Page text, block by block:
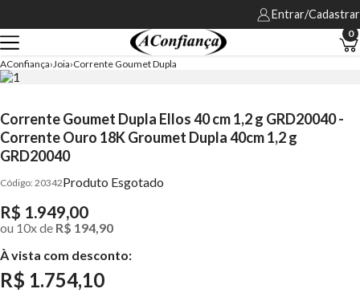
Entrar/Cadastrar
0
AConfiança Joia Corrente Goumet Dupla
Corrente Goumet Dupla Ellos 40 cm 1,2 g GRD20040 -
Corrente Ouro 18K Groumet Dupla 40cm 1,2 g
GRD20040
20342Produto Esgotado
R$ 1.949,00
ou 10xde R$ 194,90
À vista com desconto:
R$ 1.754,10